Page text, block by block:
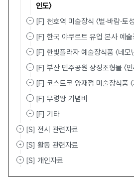
인도〉
[F] 천호역 미술장식 〈별·바람·토성
[F] 한국 야쿠르트 유업 본사 예술
[F] 한빛플라자 예술장식품 〈네모
[F] 부산 민주공원 상징조형물 〈민
[F] 코스트코 양재점 미술장식품
[F] 무령왕 기념비
[F] 기타
[S] 전시 관련자료
[S] 활동 관련자료
[S] 개인자료